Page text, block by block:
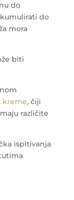
do
do
mora
biti
kreme, čiji
različite
ispitivanja